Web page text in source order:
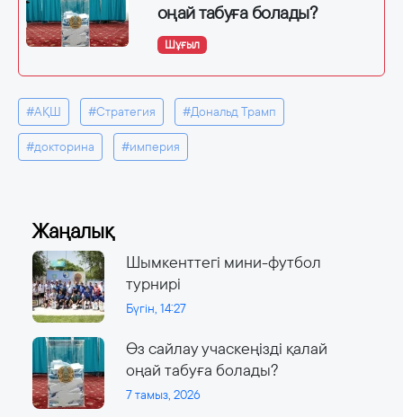
оңай табуға болады?
Шұғыл
#АҚШ #Стратегия #Дональд Трамп
#докторина #империя
Жаңалық
Шымкенттегі мини-футбол
турнирі
Бүгін, 14:27
Өз сайлау учаскеңізді қалай
оңай табуға болады?
7 тамыз, 2026